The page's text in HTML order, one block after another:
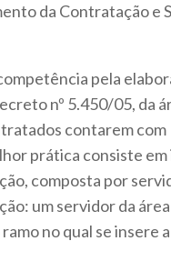
da Contratação e
pela
nº 5.450/05, da
contarem com
prática consiste
composta por
um servidor da área
no qual se insere